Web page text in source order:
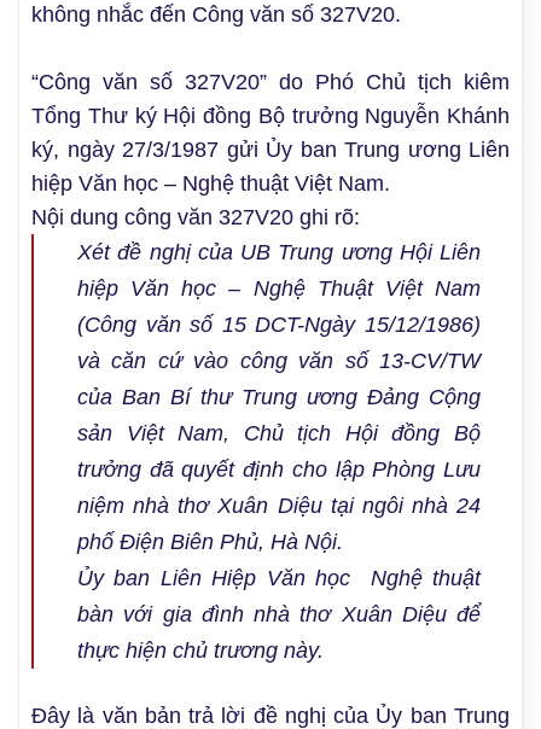
không nhắc đến Công văn số 327V20.
“Công văn số 327V20” do Phó Chủ tịch kiêm
Tổng Thư ký Hội đồng Bộ trưởng Nguyễn Khánh
ký, ngày 27/3/1987 gửi Ủy ban Trung ương Liên
hiệp Văn học – Nghệ thuật Việt Nam.
Nội dung công văn 327V20 ghi rõ:
Xét đề nghị của UB Trung ương Hội Liên
hiệp Văn học – Nghệ Thuật Việt Nam
(Công văn số 15 DCT-Ngày 15/12/1986)
và căn cứ vào công văn số 13-CV/TW
của Ban Bí thư Trung ương Đảng Cộng
sản Việt Nam, Chủ tịch Hội đồng Bộ
trưởng đã quyết định cho lập Phòng Lưu
niệm nhà thơ Xuân Diệu tại ngôi nhà 24
phố Điện Biên Phủ, Hà Nội.
Ủy ban Liên Hiệp Văn học Nghệ thuật
bàn với gia đình nhà thơ Xuân Diệu để
thực hiện chủ trương này.
Đây là văn bản trả lời đề nghị của Ủy ban Trung